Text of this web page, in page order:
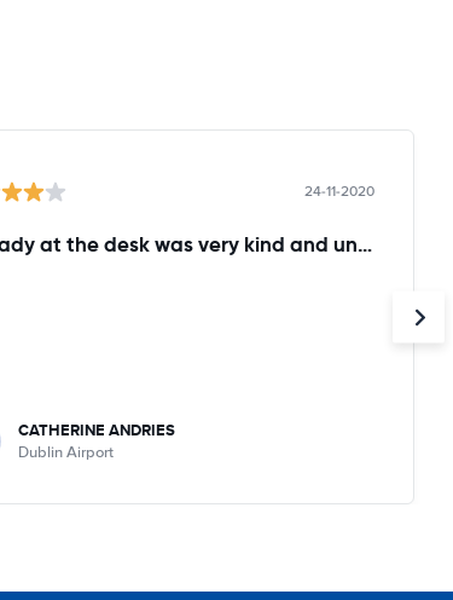
24-11-2020
the lady at the desk was very kind and understanding!
CATHERINE ANDRIES
Dublin Airport